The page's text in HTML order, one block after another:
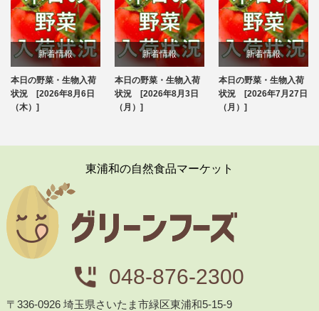
新着情報
ブログ
本日の野菜・生物入荷
状況 [2026年8月6日
（木）]
新着情報
ブログ
本日の野菜・生物入荷
状況 [2026年8月3日
（月）]
新着情報
ブログ
本日の野菜・生物入荷
状況 [2026年7月27日
（月）]
東浦和の自然食品マーケット
048-876-2300
〒336-0926 埼玉県さいたま市緑区東浦和5-15-9